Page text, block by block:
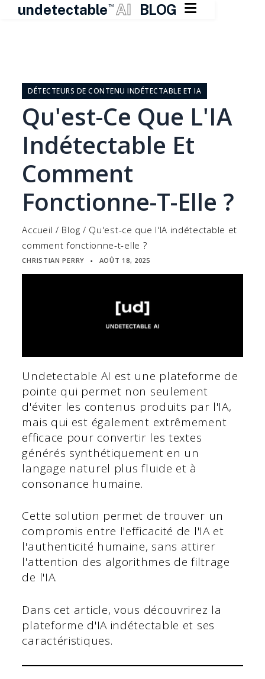
undetectable TM AI BLOG 
contentDÉTECTEURS DE CONTENU INDÉTECTABLE ET IA
Qu'est-Ce Que L'IA
Indétectable Et
Comment
Fonctionne-T-Elle ?
Accueil / Blog / Qu'est-ce que l'IA indétectable et
comment fonctionne-t-elle ?
CHRISTIAN PERRY ▪ AOÛT 18, 2025
Undetectable AI est une plateforme de
pointe qui permet non seulement
d'éviter les contenus produits par l'IA,
mais qui est également extrêmement
efficace pour convertir les textes
générés synthétiquement en un
langage naturel plus fluide et à
consonance humaine.
Cette solution permet de trouver un
compromis entre l'efficacité de l'IA et
l'authenticité humaine, sans attirer
l'attention des algorithmes de filtrage
de l'IA.
Dans cet article, vous découvrirez la
plateforme d'IA indétectable et ses
caractéristiques.